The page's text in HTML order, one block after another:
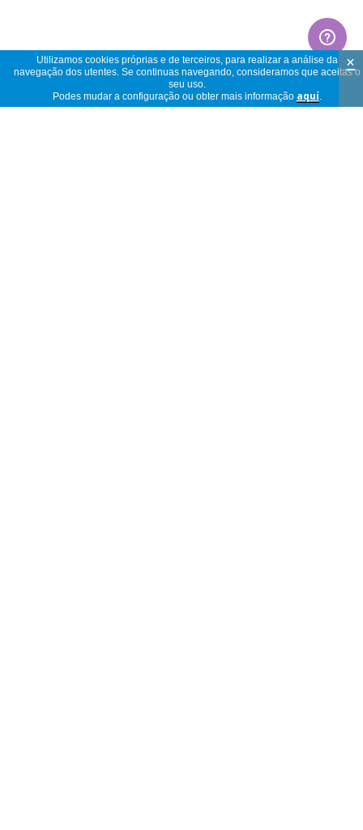
Utilizamos cookies próprias e de terceiros, para realizar a análise da
navegação dos utentes. Se continuas navegando, consideramos que aceitas o
seu uso.
Podes mudar a configuração ou obter mais informação aquí.
×